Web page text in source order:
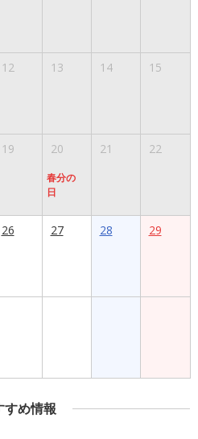
12 13 14 15
19 20
春分の
日
21 22
26 27 28 29
すめ情報